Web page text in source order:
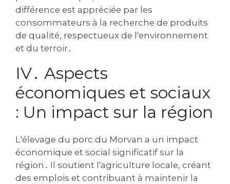
différence est appréciée par les
consommateurs à la recherche de produits
de qualité‚ respectueux de l'environnement
et du terroir․
IV․ Aspects
économiques et sociaux
: Un impact sur la région
L'élevage du porc du Morvan a un impact
économique et social significatif sur la
région․ Il soutient l'agriculture locale‚ créant
des emplois et contribuant à maintenir la